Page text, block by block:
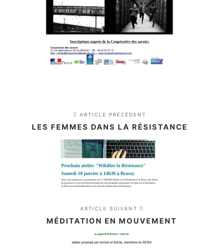
ARTICLE PRÉCÉDENT
LES FEMMES DANS LA RÉSISTANCE
ARTICLE SUIVANT
MÉDITATION EN MOUVEMENT